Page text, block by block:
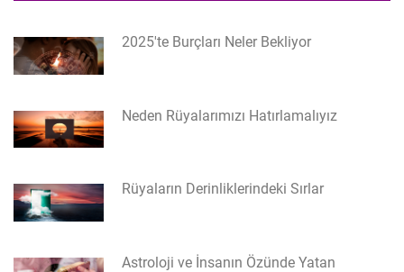
2025'te Burçları Neler Bekliyor
Neden Rüyalarımızı Hatırlamalıyız
Rüyaların Derinliklerindeki Sırlar
Astroloji ve İnsanın Özünde Yatan